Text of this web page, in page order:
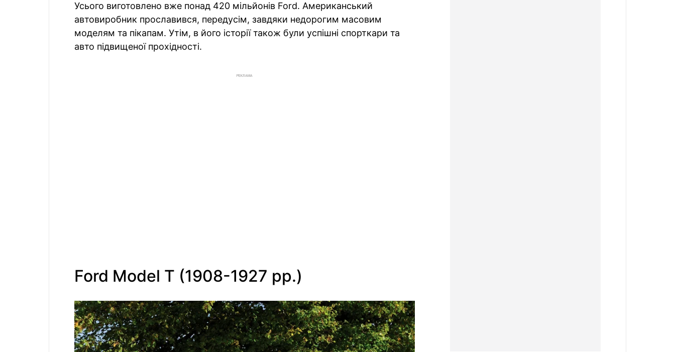
Усього виготовлено вже понад 420 мільйонів Ford. Американський
автовиробник прославився, передусім, завдяки недорогим масовим
моделям та пікапам. Утім, в його історії також були успішні спорткари та
авто підвищеної прохідності.
РЕКЛАМА
Ford Model T (1908-1927 рр.)